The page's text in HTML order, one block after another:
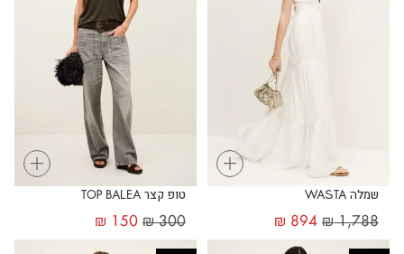
+
שמלה WASTA
₪1,788
₪ 894
+
טופ קצר TOP BALEA
₪300
₪ 150